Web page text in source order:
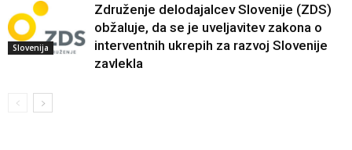
Slovenija
Združenje delodajalcev Slovenije (ZDS)
obžaluje, da se je uveljavitev zakona o
interventnih ukrepih za razvoj Slovenije
zavlekla